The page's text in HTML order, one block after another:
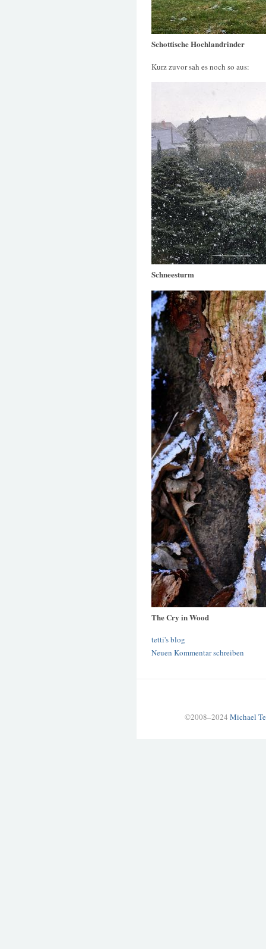
Schottische Hochlandrinder
Kurz zuvor sah es noch so aus:
Schneesturm
The Cry in Wood
tetti's blog
Neuen Kommentar schreiben
©2008–2024 Michael